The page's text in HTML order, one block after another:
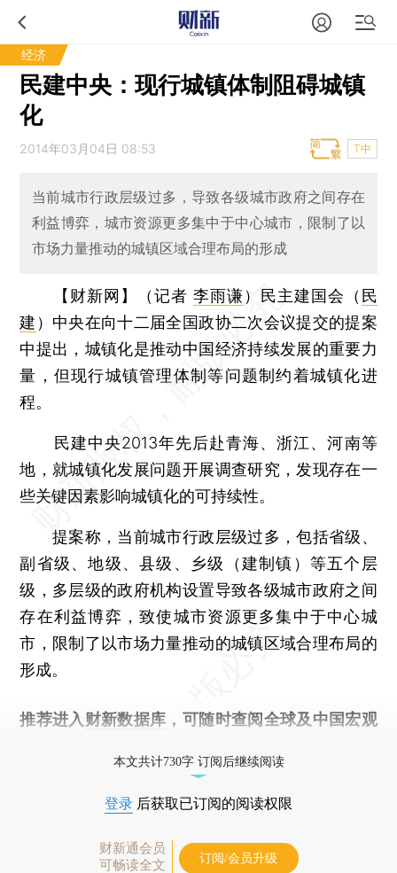
经济
民建中央：现行城镇体制阻碍城镇
化
2014年03月04日 08:53 T中
当前城市行政层级过多，导致各级城市政府之间存在
利益博弈，城市资源更多集中于中心城市，限制了以
市场力量推动的城镇区域合理布局的形成
【财新网】（记者 李雨谦） 民主建国会（ 民
建 ）中央在向十二届全国政协二次会议提交的提案
中提出，城镇化是推动中国经济持续发展的重要力
量，但现行城镇管理体制等问题制约着城镇化进
程。
民建中央2013年先后赴青海、浙江、河南等
地，就城镇化发展问题开展调查研究，发现存在一
些关键因素影响城镇化的可持续性。
提案称，当前城市行政层级过多，包括省级、
副省级、地级、县级、乡级（建制镇）等五个层
级，多层级的政府机构设置导致各级城市政府之间
存在利益博弈，致使城市资源更多集中于中心城
市，限制了以市场力量推动的城镇区域合理布局的
形成。
推荐进入 财新数据库 ，可随时查阅全球及中国宏观
本文共计730字 订阅后继续阅读
登录 后获取已订阅的阅读权限
财新通会员
可畅读全文
订阅/会员升级